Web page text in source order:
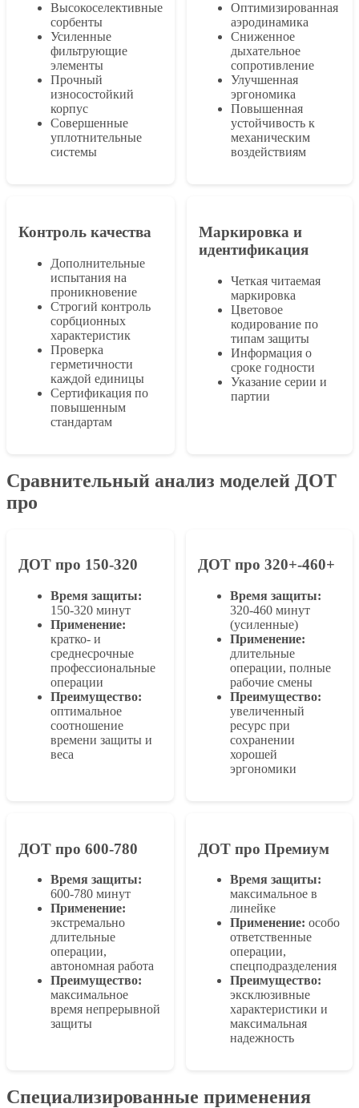
Высокоселективные
сорбенты
Усиленные
фильтрующие
элементы
Прочный
износостойкий
корпус
Совершенные
уплотнительные
системы
Оптимизированная
аэродинамика
Сниженное
дыхательное
сопротивление
Улучшенная
эргономика
Повышенная
устойчивость к
механическим
воздействиям
Контроль качества
Дополнительные
испытания на
проникновение
Строгий контроль
сорбционных
характеристик
Проверка
герметичности
каждой единицы
Сертификация по
повышенным
стандартам
Маркировка и
идентификация
Четкая читаемая
маркировка
Цветовое
кодирование по
типам защиты
Информация о
сроке годности
Указание серии и
партии
Сравнительный анализ моделей ДОТ
про
ДОТ про 150-320
Время защиты:
150-320 минут
Применение:
кратко- и
среднесрочные
профессиональные
операции
Преимущество:
оптимальное
соотношение
времени защиты и
веса
ДОТ про 320+-460+
Время защиты:
320-460 минут
(усиленные)
Применение:
длительные
операции, полные
рабочие смены
Преимущество:
увеличенный
ресурс при
сохранении
хорошей
эргономики
ДОТ про 600-780
Время защиты:
600-780 минут
Применение:
экстремально
длительные
операции,
автономная работа
Преимущество:
максимальное
время непрерывной
защиты
ДОТ про Премиум
Время защиты:
максимальное в
линейке
Применение: особо
ответственные
операции,
спецподразделения
Преимущество:
эксклюзивные
характеристики и
максимальная
надежность
Специализированные применения